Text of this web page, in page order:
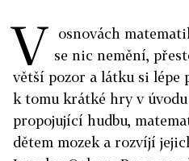
V
osnovách
se nic nemění,
větší pozor a látku si lépe
k tomu krátké hry v
propojující hudbu,
dětem mozek a rozvíjí